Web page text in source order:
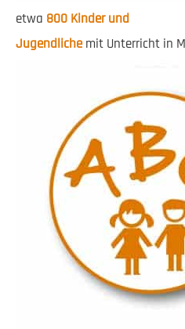
etwa 800 Kinder und
Jugendlichemit Unterricht in